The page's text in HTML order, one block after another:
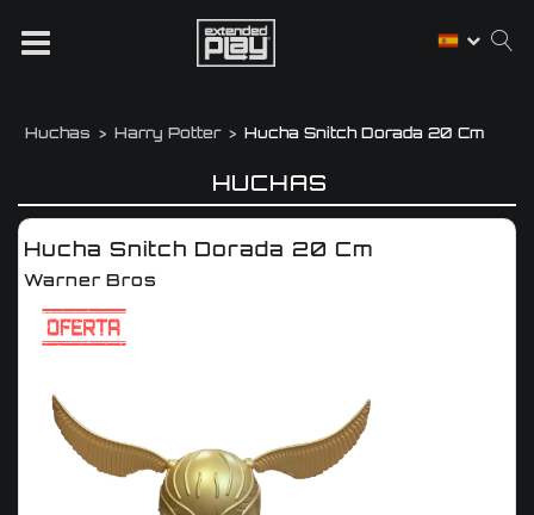
Huchas Harry Potter Hucha Snitch Dorada 20 Cm
HUCHAS
Hucha Snitch Dorada 20 Cm
Warner Bros